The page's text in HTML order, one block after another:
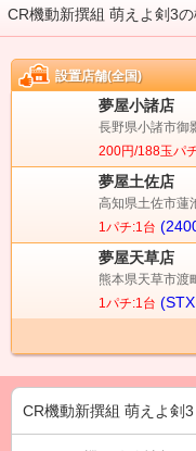
CR機動新撰組 萌えよ剣3
設置店舗(全国)
夢屋小諸店
長野県小諸市御
200円/188玉パ
夢屋土佐店
高知県土佐市蓮
1パチ:1台
夢屋天草店
熊本県天草市渡
1パチ:1台
CR機動新撰組 萌えよ剣3